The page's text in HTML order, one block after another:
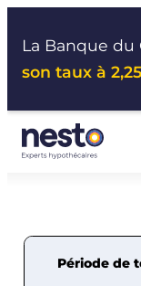
La Banque du
son taux à
Période de